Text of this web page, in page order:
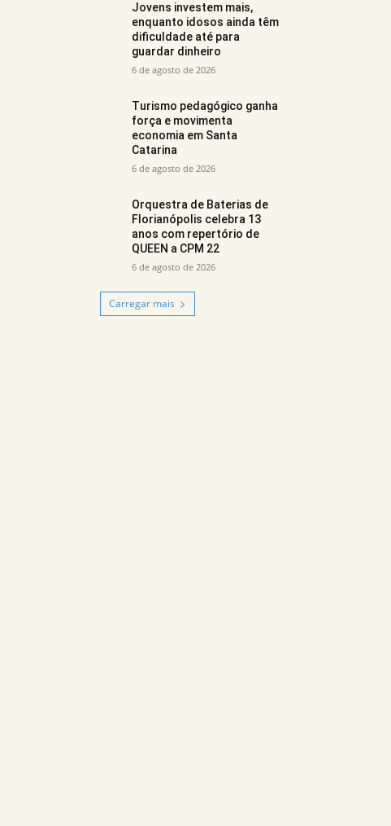
Jovens investem mais,
enquanto idosos ainda têm
dificuldade até para
guardar dinheiro
6 de agosto de 2026
Turismo pedagógico ganha
força e movimenta
economia em Santa
Catarina
6 de agosto de 2026
Orquestra de Baterias de
Florianópolis celebra 13
anos com repertório de
QUEEN a CPM 22
6 de agosto de 2026
Carregar mais